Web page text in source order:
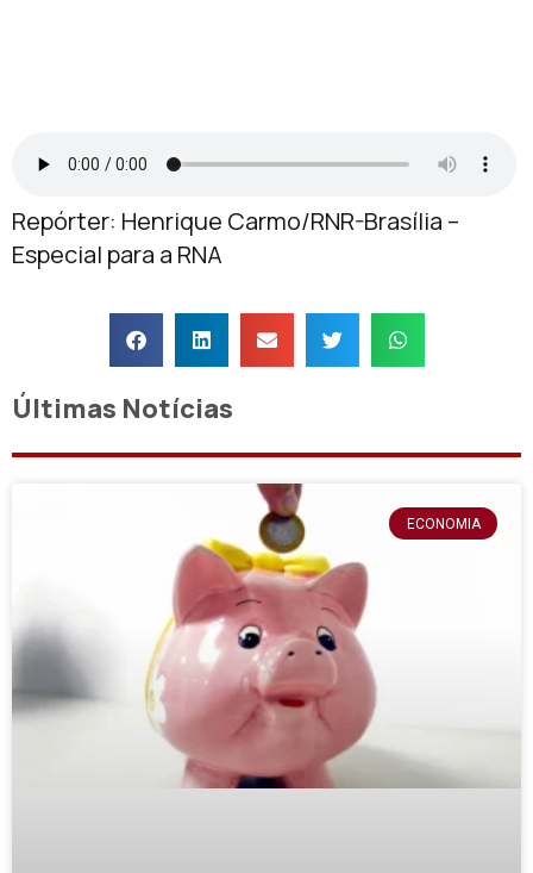
Repórter: Henrique Carmo/RNR-Brasília –
Especial para a RNA
Últimas Notícias
ECONOMIA